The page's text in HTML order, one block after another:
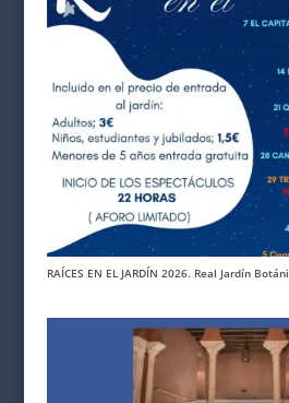
RAÍCES EN EL JARDÍN 2026. Real Jardín